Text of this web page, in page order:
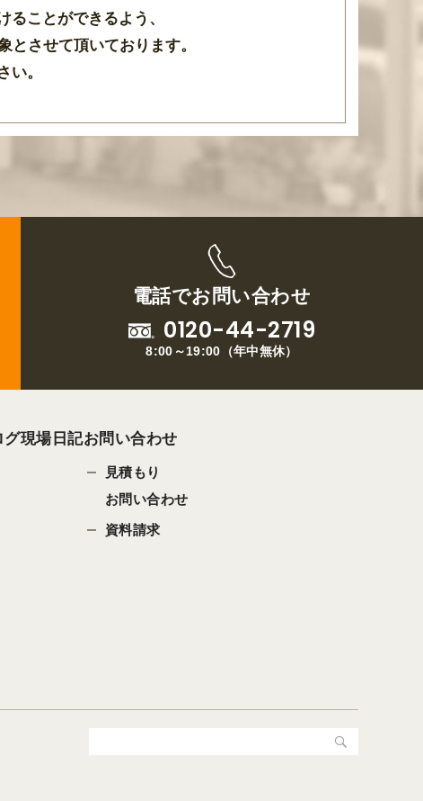
ることができるよう 、
とさせて頂いております。
い。
電話でお問い合わせ
0120-44-2719
8:00～19:00 （年中無休）
グ現場日記お問い合わせ
見積もり
お問い合わせ
資料請求